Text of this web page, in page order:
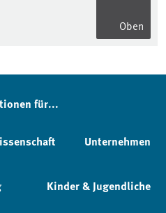
Oben
für...
Unternehmen
Kinder & Jugendliche